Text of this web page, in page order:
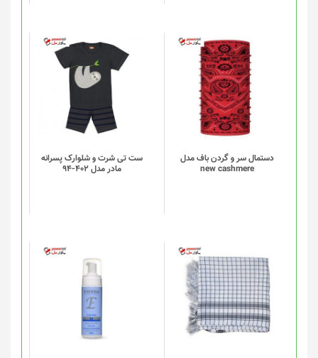
دستمال سر و گردن باف مدل
new cashmere
ست تی شرت و شلوارک پسرانه
مادر مدل 402-94